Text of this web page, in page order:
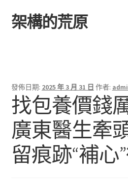
跳
至
跳
至
架構的荒原
發佈日期: 2025 年 3 月 31 日 作者:
找包養價錢
廣東醫生牽
留痕跡“補心